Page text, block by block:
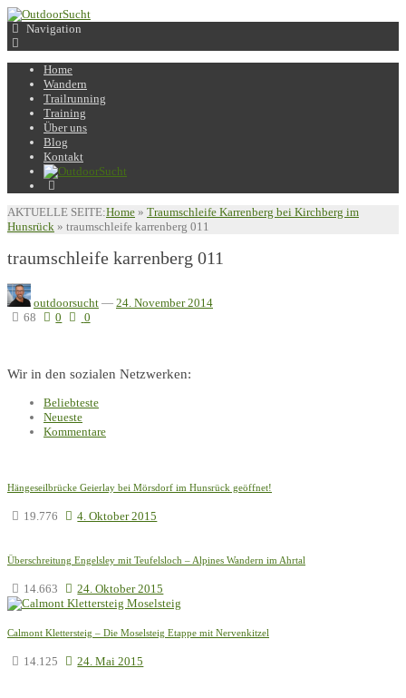
Navigation
Home
Wandern
Trailrunning
Training
Über uns
Blog
Kontakt
AKTUELLE SEITE:Home » Traumschleife Karrenberg bei Kirchberg im
Hunsrück » traumschleife karrenberg 011
traumschleife karrenberg 011
outdoorsucht — 24. November 2014
68
0 0
Wir in den sozialen Netzwerken:
Beliebteste
Neueste
Kommentare
Hängeseilbrücke Geierlay bei Mörsdorf im Hunsrück geöffnet!
19.776 4. Oktober 2015
Überschreitung Engelsley mit Teufelsloch – Alpines Wandern im Ahrtal
14.663 24. Oktober 2015
Calmont Klettersteig – Die Moselsteig Etappe mit Nervenkitzel
14.125 24. Mai 2015